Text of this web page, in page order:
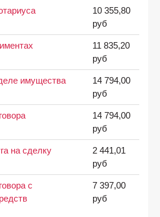
10 355,80
руб
11 835,20
руб
имущества
14 794,00
руб
14 794,00
руб
на сделку
2 441,01
руб
с
7 397,00
руб